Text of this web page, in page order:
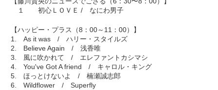
１ 初心ＬＯＶＥ / なにわ男子
【ハッピー・プラス（8：00～11：00）】
1. As it was / ハリー・スタイルズ
2. Believe Again / 浅香唯
3. 風に吹かれて / エレファントカシマシ
4. You've Got A friend / キャロル・キング
5. ほっとけないよ / 楠瀬誠志郎
6. Wildflower / Superfly